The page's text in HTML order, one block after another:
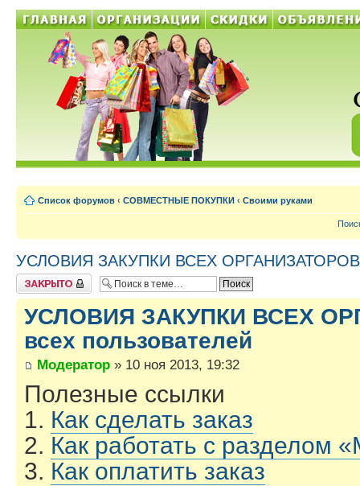
Список форумов ‹ СОВМЕСТНЫЕ ПОКУПКИ ‹ Своими руками
УСЛОВИЯ ЗАКУПКИ ВСЕХ ОРГАНИЗАТОРОВ
Тема закрыта
УСЛОВИЯ ЗАКУПКИ ВСЕХ
всех пользователей
Модератор » 10 ноя 2013, 19:32
Полезные ссылки
1. Как сделать заказ
2. Как работать с разделом
3. Как оплатить заказ